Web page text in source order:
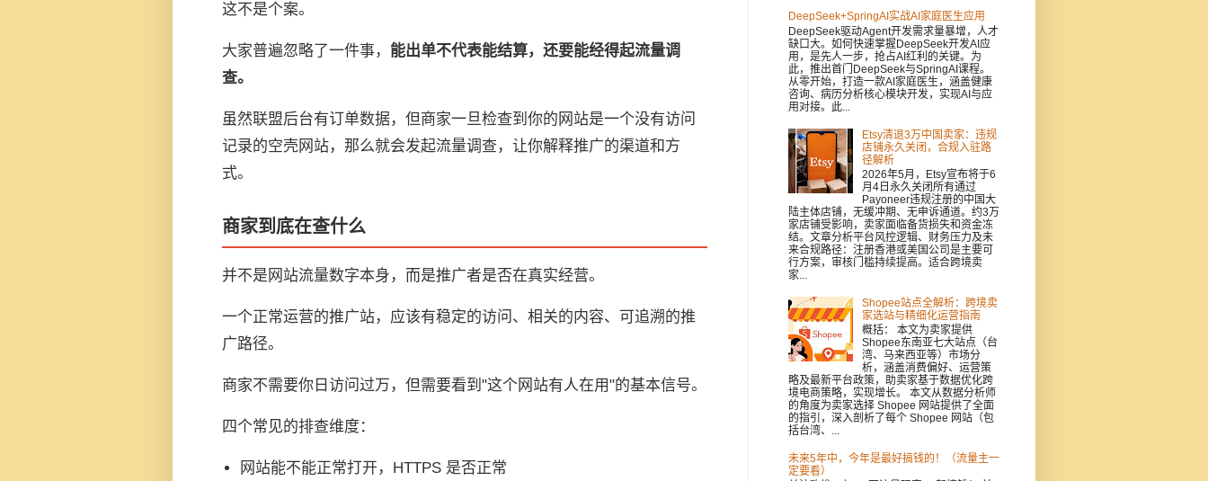
这不是个案。
大家普遍忽略了一件事， 能出单不代表能结算，还要能经得起流量调
查。
虽然联盟后台有订单数据，但商家一旦检查到你的网站是一个没有访问
记录的空壳网站，那么就会发起流量调查，让你解释推广的渠道和方
式。
商家到底在查什么
并不是网站流量数字本身，而是推广者是否在真实经营。
一个正常运营的推广站，应该有稳定的访问、相关的内容、可追溯的推
广路径。
商家不需要你日访问过万，但需要看到"这个网站有人在用"的基本信号。
四个常见的排查维度：
网站能不能正常打开，HTTPS 是否正常
DeepSeek+SpringAI实战AI家庭医生应用
DeepSeek驱动Agent开发需求量暴增，人才
缺口大。如何快速掌握DeepSeek开发AI应
用，是先人一步，抢占AI红利的关键。为
此，推出首门DeepSeek与SpringAI课程。
从零开始，打造一款AI家庭医生，涵盖健康
咨询、病历分析核心模块开发，实现AI与应
用对接。此...
Etsy清退3万中国卖家：违规
店铺永久关闭，合规入驻路
径解析
2026年5月，Etsy宣布将于6
月4日永久关闭所有通过
Payoneer违规注册的中国大
陆主体店铺，无缓冲期、无申诉通道。约3万
家店铺受影响，卖家面临备货损失和资金冻
结。文章分析平台风控逻辑、财务压力及未
来合规路径：注册香港或美国公司是主要可
行方案，审核门槛持续提高。适合跨境卖
家...
Shopee站点全解析：跨境卖
家选站与精细化运营指南
概括： 本文为卖家提供
Shopee东南亚七大站点（台
湾、马来西亚等）市场分
析，涵盖消费偏好、运营策
略及最新平台政策，助卖家基于数据优化跨
境电商策略，实现增长。 本文从数据分析师
的角度为卖家选择 Shopee 网站提供了全面
的指引，深入剖析了每个 Shopee 网站（包
括台湾、...
未来5年中，今年是最好搞钱的！（流量主一
定要看）